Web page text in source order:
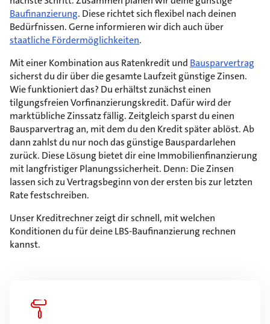
Baufinanzierung. Diese richtet sich flexibel nach deinen
Bedürfnissen. Gerne informieren wir dich auch über
staatliche Fördermöglichkeiten.
Mit einer Kombination aus Ratenkredit und Bausparvertrag
sicherst du dir über die gesamte Laufzeit günstige Zinsen.
Wie funktioniert das? Du erhältst zunächst einen
tilgungsfreien Vorfinanzierungskredit. Dafür wird der
marktübliche Zinssatz fällig. Zeitgleich sparst du einen
Bausparvertrag an, mit dem du den Kredit später ablöst. Ab
dann zahlst du nur noch das günstige Bauspardarlehen
zurück. Diese Lösung bietet dir eine Immobilienfinanzierung
mit langfristiger Planungssicherheit. Denn: Die Zinsen
lassen sich zu Vertragsbeginn von der ersten bis zur letzten
Rate festschreiben.
Unser Kreditrechner zeigt dir schnell, mit welchen
Konditionen du für deine LBS-Baufinanzierung rechnen
kannst.